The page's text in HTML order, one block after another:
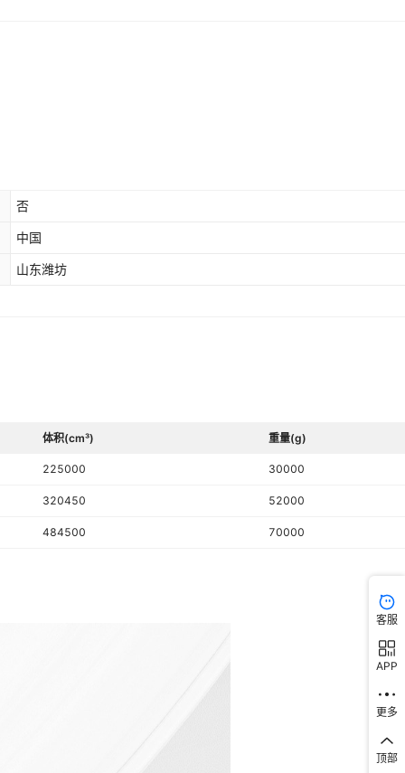
否
中国
山东潍坊
体积(cm³) 重量(g)
225000 30000
320450 52000
484500 70000
客服
APP
更多
顶部